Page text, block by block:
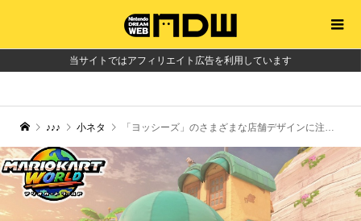
当サイトではアフィリエイト広告を利用しています
♪♪♪ 小ネタ 「ヨッシーズ」のさまざまな店舗デザインに注目してみよう【『マリオカート ワールド』フリーランの小ネタ】34